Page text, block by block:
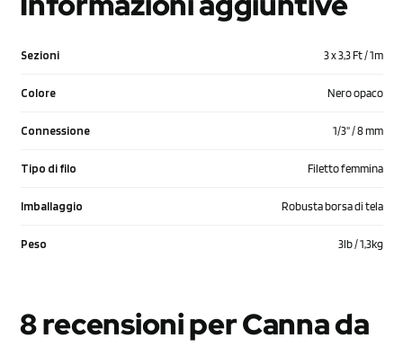
Sezioni 3 x 3,3 Ft / 1m
Colore Nero opaco
Connessione 1/3'' / 8 mm
Tipo di filo Filetto femmina
Imballaggio Robusta borsa di tela
Peso 3lb / 1,3kg
8 recensioni perCanna da